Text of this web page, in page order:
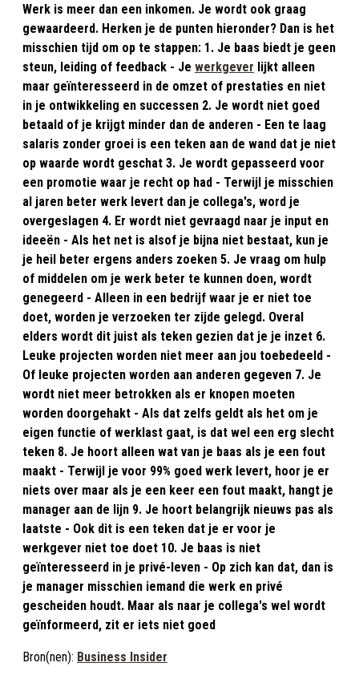
Werk is meer dan een inkomen. Je wordt ook graag
gewaardeerd. Herken je de punten hieronder? Dan is het
misschien tijd om op te stappen: 1. Je baas biedt je geen
steun, leiding of feedback - Je werkgever lijkt alleen
maar geïnteresseerd in de omzet of prestaties en niet
in je ontwikkeling en successen 2. Je wordt niet goed
betaald of je krijgt minder dan de anderen - Een te laag
salaris zonder groei is een teken aan de wand dat je niet
op waarde wordt geschat 3. Je wordt gepasseerd voor
een promotie waar je recht op had - Terwijl je misschien
al jaren beter werk levert dan je collega's, word je
overgeslagen 4. Er wordt niet gevraagd naar je input en
ideeën - Als het net is alsof je bijna niet bestaat, kun je
je heil beter ergens anders zoeken 5. Je vraag om hulp
of middelen om je werk beter te kunnen doen, wordt
genegeerd - Alleen in een bedrijf waar je er niet toe
doet, worden je verzoeken ter zijde gelegd. Overal
elders wordt dit juist als teken gezien dat je je inzet 6.
Leuke projecten worden niet meer aan jou toebedeeld -
Of leuke projecten worden aan anderen gegeven 7. Je
wordt niet meer betrokken als er knopen moeten
worden doorgehakt - Als dat zelfs geldt als het om je
eigen functie of werklast gaat, is dat wel een erg slecht
teken 8. Je hoort alleen wat van je baas als je een fout
maakt - Terwijl je voor 99% goed werk levert, hoor je er
niets over maar als je een keer een fout maakt, hangt je
manager aan de lijn 9. Je hoort belangrijk nieuws pas als
laatste - Ook dit is een teken dat je er voor je
werkgever niet toe doet 10. Je baas is niet
geïnteresseerd in je privé-leven - Op zich kan dat, dan is
je manager misschien iemand die werk en privé
gescheiden houdt. Maar als naar je collega's wel wordt
geïnformeerd, zit er iets niet goed
Bron(nen): Business Insider